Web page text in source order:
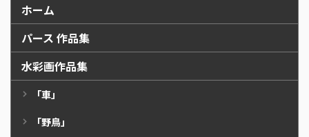
ホーム
パース 作品集
水彩画作品集
「車」
「野鳥」